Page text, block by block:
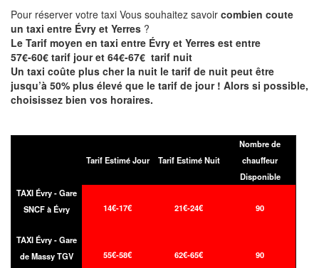
Pour réserver votre taxi Vous souhaitez savoir combien coute
un taxi entre Évry et Yerres ?
Le Tarif moyen en taxi entre Évry et Yerres est entre
57€-60€ tarif jour et 64€-67€ tarif nuit
Un taxi coûte plus cher la nuit le tarif de nuit peut être
jusqu’à 50% plus élevé que le tarif de jour ! Alors si possible,
choisissez bien vos horaires.
Tarif Estimé Jour Tarif Estimé Nuit
Nombre de
chauffeur
Disponible
TAXI Évry - Gare
SNCF à Évry
14€-17€ 21€-24€ 90
TAXI Évry - Gare
de Massy TGV
55€-58€ 62€-65€ 90